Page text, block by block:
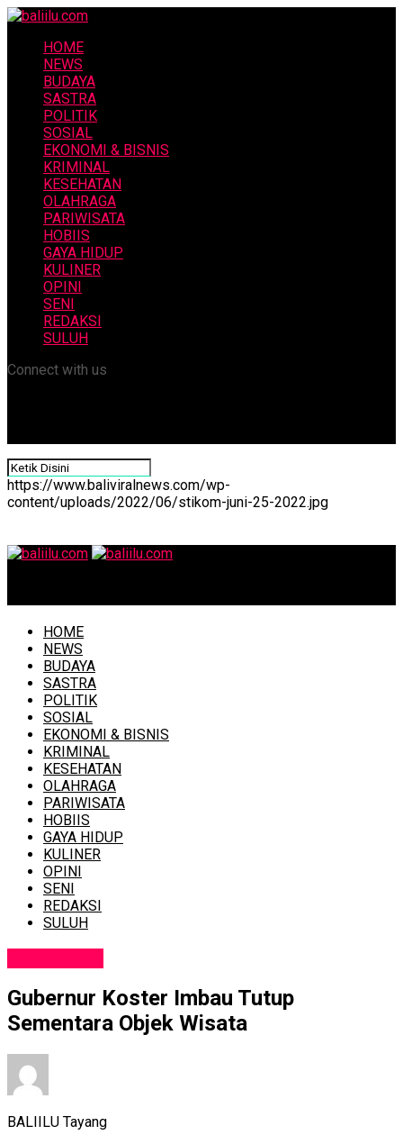
HOME
NEWS
BUDAYA
SASTRA
POLITIK
SOSIAL
EKONOMI & BISNIS
KRIMINAL
KESEHATAN
OLAHRAGA
PARIWISATA
HOBIIS
GAYA HIDUP
KULINER
OPINI
SENI
REDAKSI
SULUH
Connect with us
https://www.baliviralnews.com/wp-
content/uploads/2022/06/stikom-juni-25-2022.jpg
HOME
NEWS
BUDAYA
SASTRA
POLITIK
SOSIAL
EKONOMI & BISNIS
KRIMINAL
KESEHATAN
OLAHRAGA
PARIWISATA
HOBIIS
GAYA HIDUP
KULINER
OPINI
SENI
REDAKSI
SULUH
Gubernur Koster Imbau Tutup
Sementara Objek Wisata
BALIILU Tayang